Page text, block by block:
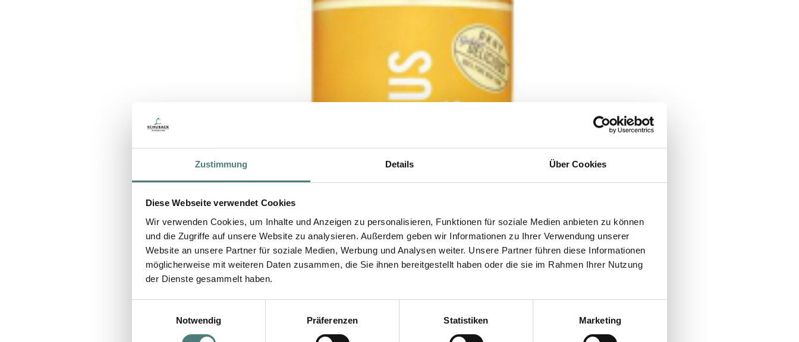
Zustimmung Details Über Cookies
Diese Webseite verwendet Cookies
Wir verwenden Cookies, um Inhalte und Anzeigen zu personalisieren, Funktionen für soziale Medien anbieten zu können
und die Zugriffe auf unsere Website zu analysieren. Außerdem geben wir Informationen zu Ihrer Verwendung unserer
Website an unsere Partner für soziale Medien, Werbung und Analysen weiter. Unsere Partner führen diese Informationen
möglicherweise mit weiteren Daten zusammen, die Sie ihnen bereitgestellt haben oder die sie im Rahmen Ihrer Nutzung
der Dienste gesammelt haben.
Notwendig
Präferenzen Statistiken Marketing